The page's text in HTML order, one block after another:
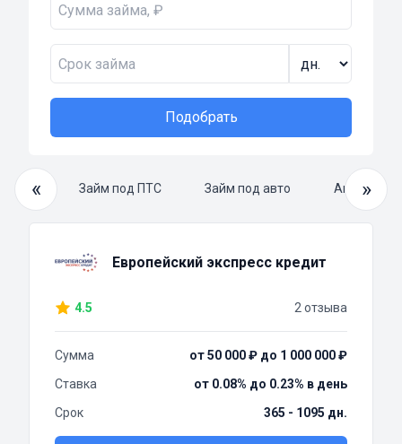
Подобрать
«
займ Займ под ПТС Займ под авто »
Европейский экспресс кредит
4.5 2 отзыва
Сумма
от 50 000 ₽ до 1 000 000 ₽
Ставка
от 0.08% до 0.23% в день
Срок
365 - 1095 дн.